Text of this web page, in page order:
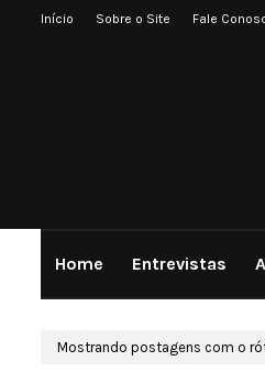
Início Sobre o Site Fale
Home Entrevistas
Mostrando postagens com o